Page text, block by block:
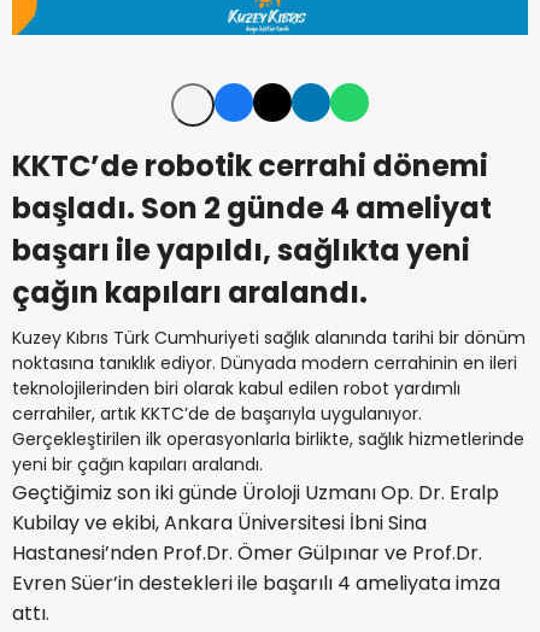
KKTC’de robotik cerrahi dönemi
başladı. Son 2 günde 4 ameliyat
başarı ile yapıldı, sağlıkta yeni
çağın kapıları aralandı.
Kuzey Kıbrıs Türk Cumhuriyeti sağlık alanında tarihi bir dönüm
noktasına tanıklık ediyor. Dünyada modern cerrahinin en ileri
teknolojilerinden biri olarak kabul edilen robot yardımlı
cerrahiler, artık KKTC’de de başarıyla uygulanıyor.
Gerçekleştirilen ilk operasyonlarla birlikte, sağlık hizmetlerinde
yeni bir çağın kapıları aralandı.
Geçtiğimiz son iki günde Üroloji Uzmanı Op. Dr. Eralp
Kubilay ve ekibi, Ankara Üniversitesi İbni Sina
Hastanesi’nden Prof.Dr. Ömer Gülpınar ve Prof.Dr.
Evren Süer’in destekleri ile başarılı 4 ameliyata imza
attı.